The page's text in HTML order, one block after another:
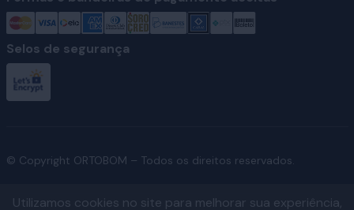
Selos de segurança
© Copyright ORTOBOM – Todos os direitos reservados.
Utilizamos cookies no site para melhorar sua experiência,